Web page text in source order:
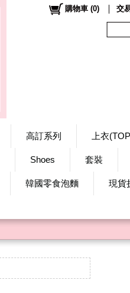
高訂系列 上衣
Shoes 套裝
韓國零食泡麵 現貨
購物車 (0) 交